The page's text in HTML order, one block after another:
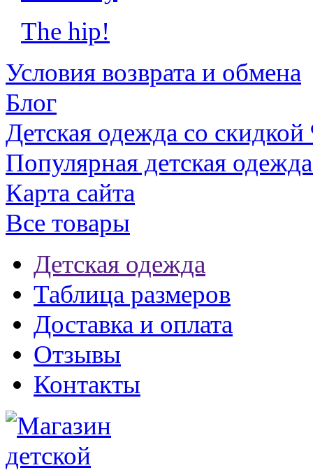
The hip!
Условия возврата и обмена
Блог
Детская одежда со скидкой
Популярная детская
Карта сайта
Все товары
Детская одежда
Таблица размеров
Доставка и оплата
Отзывы
Контакты